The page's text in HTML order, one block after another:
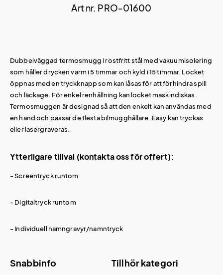
Art nr. PRO-01600
Dubbelväggad termosmugg i rostfritt stål med vakuumisolering
som håller drycken varm i 5 timmar och kyld i 15 timmar. Locket
öppnas med en tryckknapp som kan låsas för att förhindra spill
och läckage. För enkel renhållning kan locket maskindiskas.
Termosmuggen är designad så att den enkelt kan användas med
en hand och passar de flesta bilmugghållare. Easy kan tryckas
eller lasergraveras.
Ytterligare tillval (kontakta oss för offert):
- Screentryck runtom
- Digitaltryck runtom
- Individuell namngravyr/namntryck
Snabbinfo Tillhör kategori